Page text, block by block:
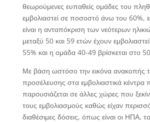
θεωρούμενες ευπαθείς ομάδες του
εμβολιαστεί σε ποσοστό άνω του 60%,
είναι η ανταπόκριση των νεότερων
μεταξύ 50 και 59 ετών έχουν
55% και η ομάδα 40-49 βρίσκεται στο
Με βάση ωστόσο την εικόνα ανακοπής
προσέλευσης στα εμβολιαστικά κέντρα
παρουσιάζεται σε άλλες χώρες που
τους εμβολιασμούς καθώς είχαν
διαθέσιμες δόσεις, όπως είναι οι ΗΠΑ,